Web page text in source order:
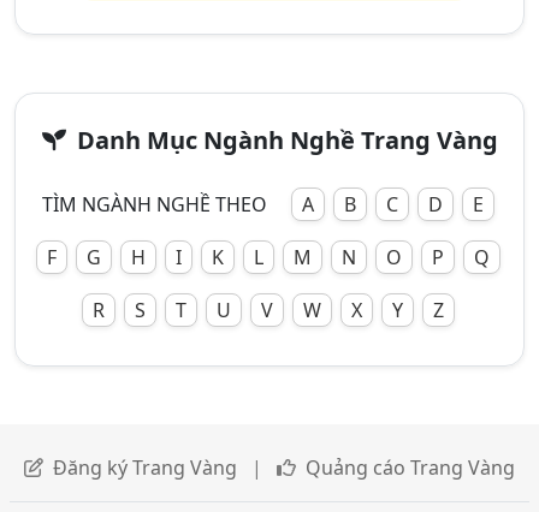
Danh Mục Ngành Nghề Trang Vàng
TÌM NGÀNH NGHỀ THEO A B C D
E
F
G H I K L M N O P
Q
R
S T U V W X Y Z
Đăng ký Trang Vàng | Quảng cáo Trang Vàng